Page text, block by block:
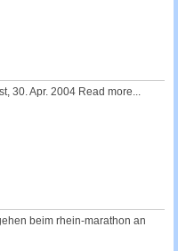
30. Apr. 2004 Read more...
beim rhein-marathon an